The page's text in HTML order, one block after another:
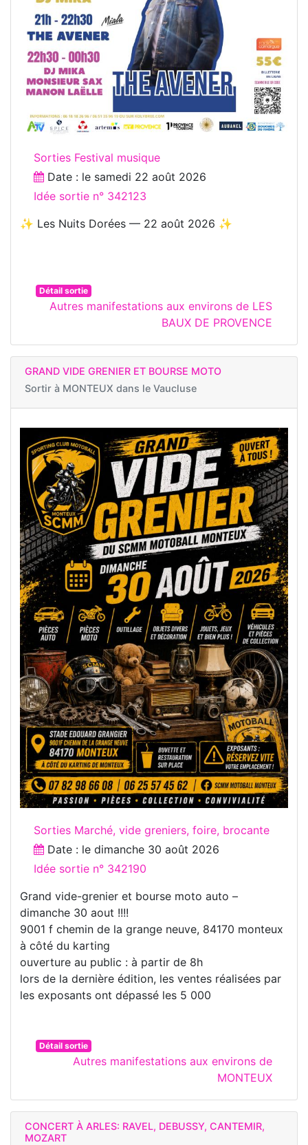
Sorties Festival musique
Date : le samedi 22 août 2026
Idée sortie n° 342123
✨ Les Nuits Dorées — 22 août 2026 ✨
Détail sortie
Autres manifestations aux environs de LES
BAUX DE PROVENCE
GRAND VIDE GRENIER ET BOURSE MOTO
Sortir à MONTEUX dans le Vaucluse
Sorties Marché, vide greniers, foire, brocante
Date : le dimanche 30 août 2026
Idée sortie n° 342190
Grand vide-grenier et bourse moto auto –
dimanche 30 aout !!!!
9001 f chemin de la grange neuve, 84170 monteux
à côté du karting
ouverture au public : à partir de 8h
lors de la dernière édition, les ventes réalisées par
les exposants ont dépassé les 5 000
Détail sortie
Autres manifestations aux environs de
MONTEUX
CONCERT À ARLES: RAVEL, DEBUSSY, CANTEMIR,
MOZART